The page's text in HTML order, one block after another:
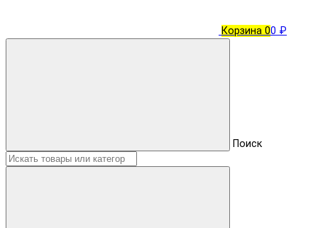
Корзина 00 ₽
Поиск